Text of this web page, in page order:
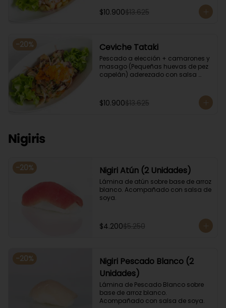
$10.900$13.625
-20% Ceviche Tataki
Pescado a elección + camarones y
masago (Pequeñas huevas de pez
capelán) aderezado con salsa
$10.900$13.625
Nigiris
-20% Nigiri Atún (2 Unidades)
Lámina de atún sobre base de arroz
blanco. Acompañado con salsa de
soya.
$4.200$5.250
-20%
Nigiri Pescado Blanco (2
Unidades)
Lámina de Pescado Blanco sobre
base de arroz blanco.
Acompañado con salsa de soya.